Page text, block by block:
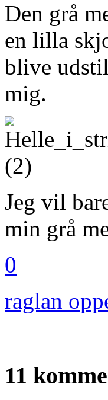
Den grå
en lilla
blive
mig.
Jeg vil
min grå
0
raglan
11